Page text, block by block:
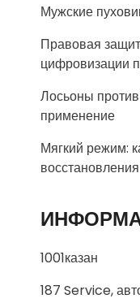
Мужские
Правовая
цифровизации
Лосьоны
применение
Мягкий режим:
восстановления
1001казан
187 Service,